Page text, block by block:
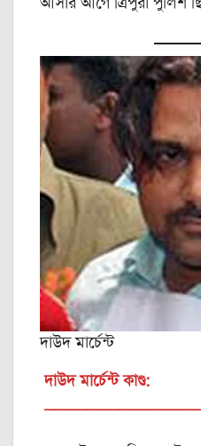
দাউদ মার্চেন্ট
দাউদ মার্চেন্ট কাণ্ড: